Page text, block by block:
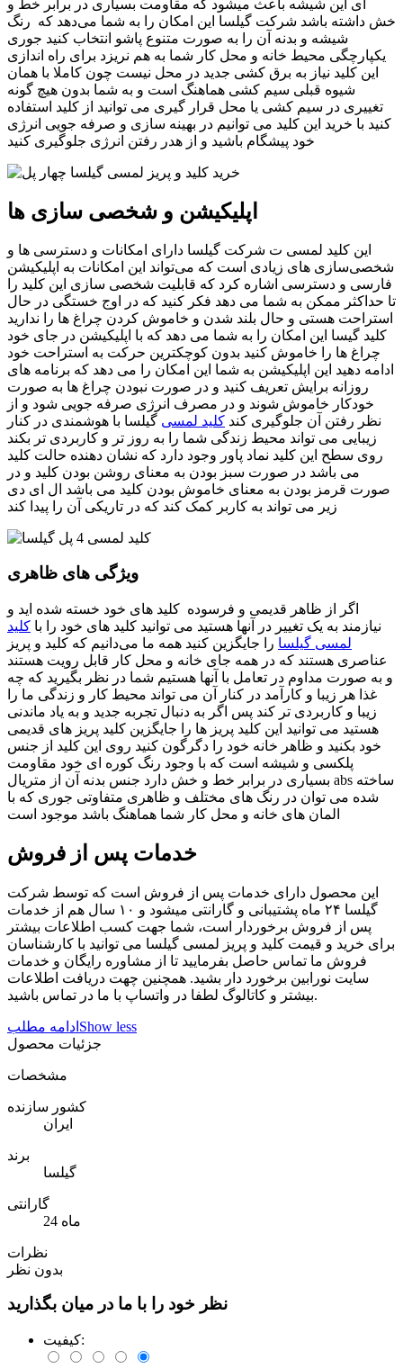
ای این شیشه باعث میشود که مقاومت بسیاری در برابر خط و
خش داشته باشد شرکت گیلسا این امکان را به شما می‌دهد که رنگ
شیشه و بدنه آن را به صورت متنوع پاشو انتخاب کنید جوری
یکپارچگی محیط خانه و محل کار شما به هم نریزد برای راه اندازی
این کلید نیاز به برق کشی جدید در محل نیست چون کاملا با همان
شیوه قبلی سیم کشی هماهنگ است و به شما بدون هیچ گونه
تغییری در سیم کشی یا محل قرار گیری می توانید از کلید استفاده
کنید با خرید این کلید می توانیم در بهینه سازی و صرفه جویی انرژی
خود پیشگام باشید و از هدر رفتن انرژی جلوگیری کنید
اپلیکیشن و شخصی سازی ها
این کلید لمسی ت شرکت گیلسا دارای امکانات و دسترسی ها و
شخصی‌سازی های زیادی است که می‌تواند این امکانات به اپلیکیشن
فارسی و دسترسی اشاره کرد که قابلیت شخصی سازی این کلید را
تا حداکثر ممکن به شما می دهد فکر کنید که در اوج خستگی در حال
استراحت هستی و حال بلند شدن و خاموش کردن چراغ ها را ندارید
کلید گیسا این امکان را به شما می دهد که با اپلیکیشن در جای خود
چراغ ها را خاموش کنید بدون کوچکترین حرکت به استراحت خود
ادامه دهید این اپلیکیشن به شما این امکان را می دهد که برنامه های
روزانه برایش تعریف کنید و در صورت نبودن چراغ ها به صورت
خودکار خاموش شوند و در مصرف انرژی صرفه جویی شود و از
نظر رفتن آن جلوگیری کند کلید لمسی گیلسا با هوشمندی در کنار
زیبایی می تواند محیط زندگی شما را به روز تر و کاربردی تر بکند
روی سطح این کلید نماد پاور وجود دارد که نشان دهنده حالت کلید
می باشد در صورت سبز بودن به معنای روشن بودن کلید و در
صورت قرمز بودن به معنای خاموش بودن کلید می باشد ال ای دی
زیر می تواند به کاربر کمک کند که در تاریکی آن را پیدا کند
ویژگی های ظاهری
اگر از ظاهر قدیمی و فرسوده کلید های خود خسته شده اید و
نیازمند به یک تغییر در آنها هستید می توانید کلید های خود را با کلید
لمسی گیلسا را جایگزین کنید همه ما می‌دانیم که کلید و پریز
عناصری هستند که در همه جای خانه و محل کار قابل رویت هستند
و به صورت مداوم در تعامل با آنها هستیم شما در نظر بگیرید که چه
غذا هر زیبا و کارآمد در کنار آن می تواند محیط کار و زندگی ما را
زیبا و کاربردی تر کند پس اگر به دنبال تجربه جدید و به یاد ماندنی
هستید می توانید این کلید پریز ها را جایگزین کلید پریز های قدیمی
خود بکنید و ظاهر خانه خود را دگرگون کنید روی این کلید از جنس
پلکسی و شیشه است که با وجود رنگ کوره ای خود مقاومت
بسیاری در برابر خط و خش دارد جنس بدنه آن از متریال abs ساخته
شده می توان در رنگ های مختلف و ظاهری متفاوتی جوری که با
المان های خانه و محل کار شما هماهنگ باشد موجود است
خدمات پس از فروش
این محصول دارای خدمات پس از فروش است که توسط شرکت
گیلسا ۲۴ ماه پشتیبانی و گارانتی میشود و ۱۰ سال هم از خدمات
پس از فروش برخوردار است، شما جهت کسب اطلاعات بیشتر
برای خرید و قیمت کلید و پریز لمسی گیلسا می توانید با کارشناسان
فروش ما تماس حاصل بفرمایید تا از مشاوره رایگان و خدمات
سایت نورابین برخورد دار بشید. همچنین چهت دریافت اطلاعات
بیشتر و کاتالوگ لطفا در واتساپ با ما در تماس باشید.
ادامه مطلب Show less
جزئیات محصول
مشخصات
کشور سازنده
ایران
برند
گیلسا
گارانتی
24 ماه
نظرات
بدون نظر
نظر خود را با ما در میان بگذارید
کیفیت: